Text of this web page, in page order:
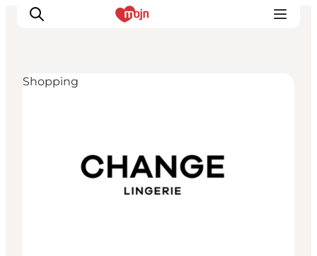
Det sker
Overnatning
Planlæg din ferie
Shopping